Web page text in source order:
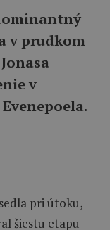
v prudkom
v